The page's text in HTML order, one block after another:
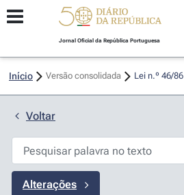
Jornal Oficial da República Portuguesa
Início Versão consolidada Lei n.º 46/86
Voltar
Alterações